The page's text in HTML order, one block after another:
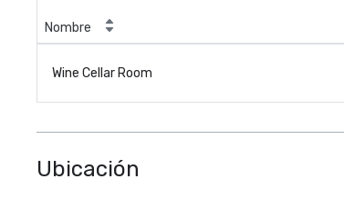
Nombre
Wine Cellar Room
Ubicación